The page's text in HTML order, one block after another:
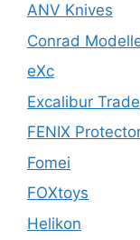
ANV Knives
Conrad
eXc
Excalibur Trade
FENIX
Fomei
FOXtoys
Helikon